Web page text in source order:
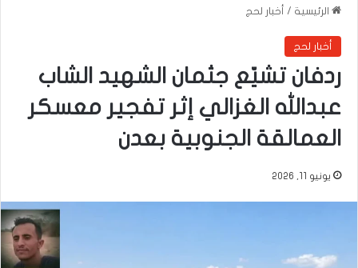
الرئيسية / أخبار لحج
أخبار لحج
ردفان تشيّع جثمان الشهيد الشاب
عبدالله الغزالي إثر تفجير معسكر
العمالقة الجنوبية بعدن
يونيو 11, 2026